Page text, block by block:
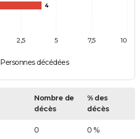
4
Personnes décédées
10
2,5 5 7,5
Nombre de
décès
% des
décès
0 0 %